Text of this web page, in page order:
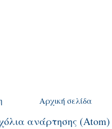
Αρχική σελίδα
ανάρτησης (Atom)